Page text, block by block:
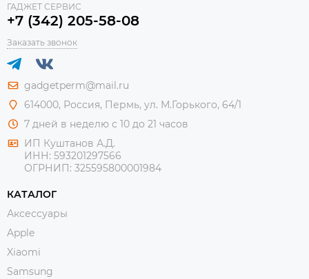
ГАДЖЕТ СЕРВИС
+7 (342) 205-58-08
Заказать звонок
gadgetperm@mail.ru
614000, Россия, Пермь, ул. М.Горького, 64/1
7 дней в неделю с 10 до 21 часов
ИП Куштанов А.Д.
ИНН: 593201297566
ОГРНИП: 325595800001984
КАТАЛОГ
Аксессуары
Apple
Xiaomi
Samsung